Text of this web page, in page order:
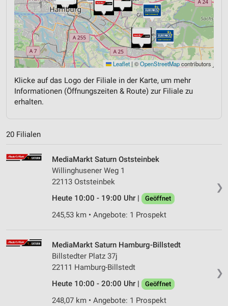
Leaflet | ©OpenStreetMapcontributors
Klicke auf das Logo der Filiale in der Karte, um mehr
Informationen (Öffnungszeiten & Route) zur Filiale zu
erhalten.
20 Filialen
❯
MediaMarkt Saturn Oststeinbek
Willinghusener Weg 1
22113 Oststeinbek
Heute 10:00 - 19:00 Uhr |
Geöffnet
245,53 km • Angebote: 1 Prospekt
❯
MediaMarkt Saturn Hamburg-Billstedt
Billstedter Platz 37j
22111 Hamburg-Billstedt
Heute 10:00 - 20:00 Uhr |
Geöffnet
248,07 km • Angebote: 1 Prospekt